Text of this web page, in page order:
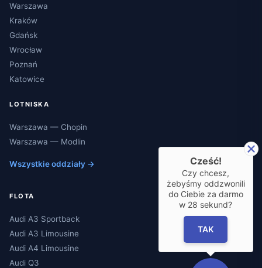
Warszawa
Kraków
Gdańsk
Wrocław
Poznań
Katowice
LOTNISKA
Warszawa — Chopin
Warszawa — Modlin
Wszystkie oddziały →
FLOTA
Audi A3 Sportback
Audi A3 Limousine
Audi A4 Limousine
Audi Q3
Cześć!
Czy chcesz,
żebyśmy oddzwonili
do Ciebie za darmo
w 28 sekund?
TAK